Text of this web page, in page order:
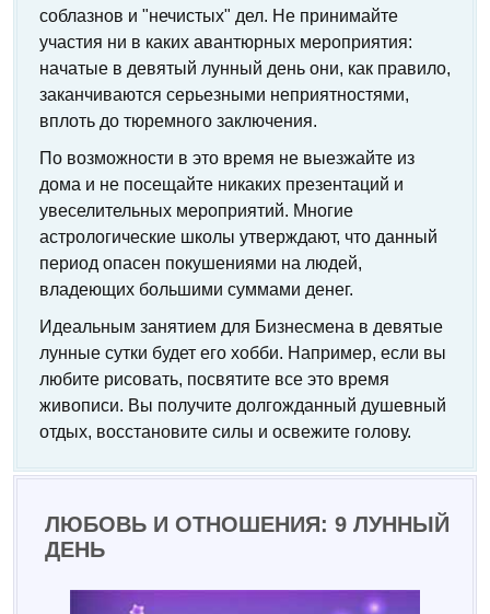
соблазнов и "нечистых" дел. Не принимайте
участия ни в каких авантюрных мероприятия:
начатые в девятый лунный день они, как правило,
заканчиваются серьезными неприятностями,
вплоть до тюремного заключения.
По возможности в это время не выезжайте из
дома и не посещайте никаких презентаций и
увеселительных мероприятий. Многие
астрологические школы утверждают, что данный
период опасен покушениями на людей,
владеющих большими суммами денег.
Идеальным занятием для Бизнесмена в девятые
лунные сутки будет его хобби. Например, если вы
любите рисовать, посвятите все это время
живописи. Вы получите долгожданный душевный
отдых, восстановите силы и освежите голову.
ЛЮБОВЬ И ОТНОШЕНИЯ: 9 ЛУННЫЙ
ДЕНЬ